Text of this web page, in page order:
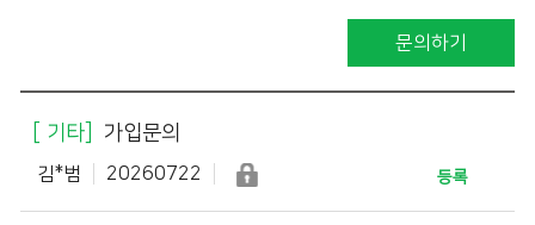
문의하기
기타 가입문의
김*범 등록
20260722